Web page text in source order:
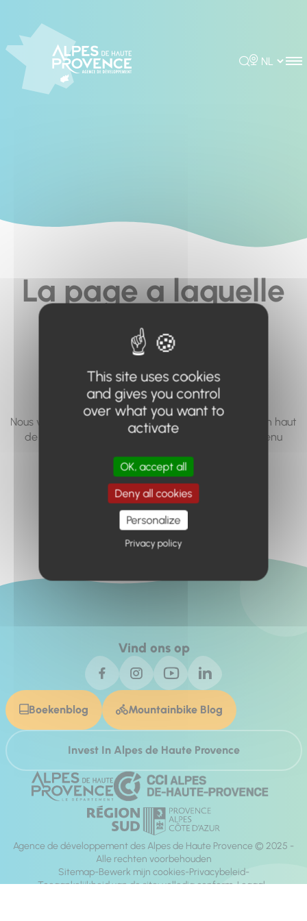
Rechercher
Choisir la
La page a laquelle
vous cherchez à
accéder n'existe
pas... ou plus.
Nous vous invitons à utiliser le moteur de recherche en haut
de page, ou à utiliser le menu pour trouver le contenu
Retour à l'accueil
Vind ons op
Boekenblog Mountainbike Blog
Invest In Alpes de Haute Provence
Agence de développement des Alpes de Haute Provence © 2025 -
Alle rechten voorbehouden
Sitemap Bewerk mijn cookies Privacybeleid
Toegankelijkheid van de site: volledig conform Legaal
This site uses cookies
and gives you control
over what you want to
activate
OK, accept all
Deny all cookies
Personalize
Privacy policy